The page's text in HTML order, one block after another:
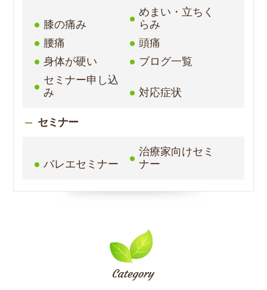
膝の痛み
めまい・立ちく
らみ
腰痛
頭痛
身体が硬い
ブログ一覧
セミナー申し込
み
対応症状
セミナー
バレエセミナー
治療家向けセミ
ナー